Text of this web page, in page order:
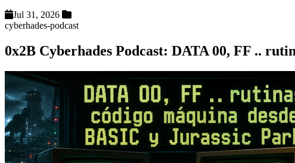
Jul 31, 2026
cyberhades-podcast
0x2B Cyberhades Podcast: DATA 00, FF ..